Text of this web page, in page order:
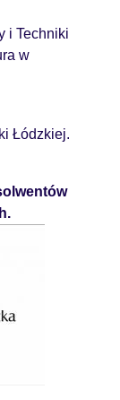
i Techniki
w
Łódzkiej.